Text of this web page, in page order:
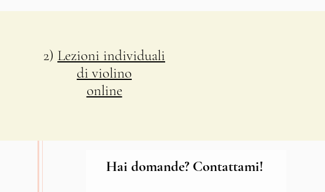
2) Lezioni individuali
di violino
online
Hai domande? Contattami!